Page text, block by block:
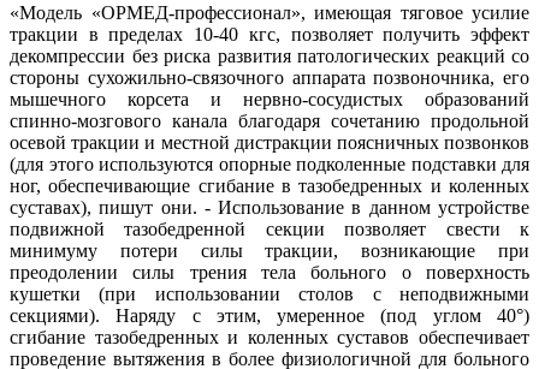
«Модель «ОРМЕД-профессионал», имеющая тяговое усилие
тракции в пределах 10-40 кгс, позволяет получить эффект
декомпрессии без риска развития патологических реакций со
стороны сухожильно-связочного аппарата позвоночника, его
мышечного корсета и нервно-сосудистых образований
спинно-мозгового канала благодаря сочетанию продольной
осевой тракции и местной дистракции поясничных позвонков
(для этого используются опорные подколенные подставки для
ног, обеспечивающие сгибание в тазобедренных и коленных
суставах), пишут они. - Использование в данном устройстве
подвижной тазобедренной секции позволяет свести к
минимуму потери силы тракции, возникающие при
преодолении силы трения тела больного о поверхность
кушетки (при использовании столов с неподвижными
секциями). Наряду с этим, умеренное (под углом 40°)
сгибание тазобедренных и коленных суставов обеспечивает
проведение вытяжения в более физиологичной для больного